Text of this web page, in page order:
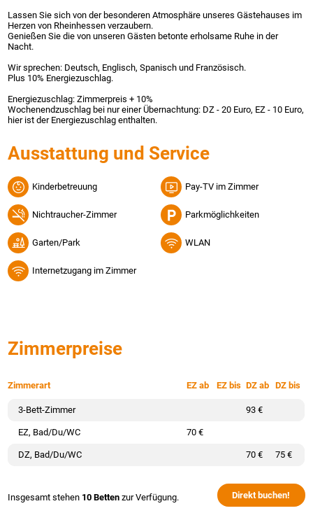
Ausstattung und Service
Kinderbetreuung Pay-TV im Zimmer
Nichtraucher-Zimmer Parkmöglichkeiten
Garten/Park WLAN
Internetzugang im Zimmer
Zimmerpreise
Zimmerart EZ ab EZ bis DZ ab DZ bis
3-Bett-Zimmer 93 €
EZ, Bad/Du/WC 70 €
DZ, Bad/Du/WC 70 € 75 €
Insgesamt stehen 10 Betten zur Verfügung. Direkt buchen!
Lassen Sie sich von der besonderen Atmosphäre unseres Gästehauses im
Herzen von Rheinhessen verzaubern.
Genießen Sie die von unseren Gästen betonte erholsame Ruhe in der
Nacht.
Wir sprechen: Deutsch, Englisch, Spanisch und Französisch.
Plus 10% Energiezuschlag.
Energiezuschlag: Zimmerpreis + 10%
Wochenendzuschlag bei nur einer Übernachtung: DZ - 20 Euro, EZ - 10 Euro,
hier ist der Energiezuschlag enthalten.